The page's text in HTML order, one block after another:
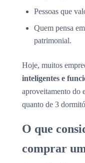
Pessoas que
Quem pensa
patrimonial.
Hoje, muitos
inteligentes e
aproveitamento do
quanto de 3
O que
comprar